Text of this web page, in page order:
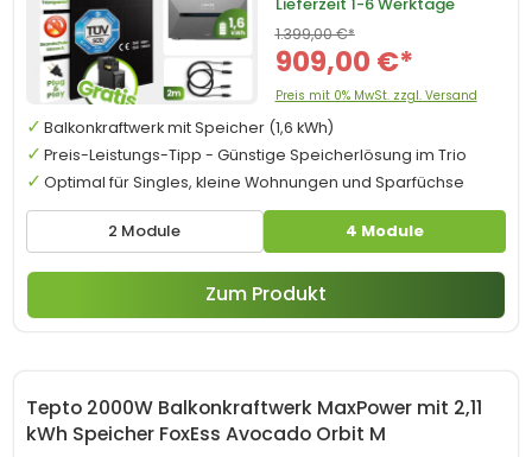
2 Module 4 Module
909,00 €*
1.399,00 €*
Preis mit 0% MwSt. zzgl. Versand
Balkonkraftwerk mit Speicher (1,6 kWh)
Preis-Leistungs-Tipp - Günstige Speicherlösung im Trio
Optimal für Singles, kleine Wohnungen und Sparfüchse
Zum Produkt
Tepto 2000W Balkonkraftwerk MaxPower mit 2,11
kWh Speicher FoxEss Avocado Orbit M